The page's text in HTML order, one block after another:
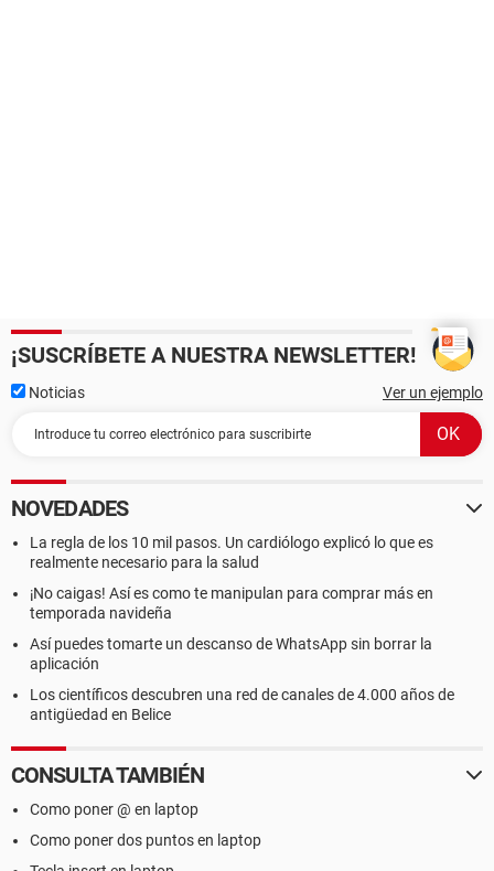
¡SUSCRÍBETE A NUESTRA NEWSLETTER!
Noticias Ver un ejemplo
NOVEDADES
La regla de los 10 mil pasos. Un cardiólogo explicó lo que es
realmente necesario para la salud
¡No caigas! Así es como te manipulan para comprar más en
temporada navideña
Así puedes tomarte un descanso de WhatsApp sin borrar la
aplicación
Los científicos descubren una red de canales de 4.000 años de
antigüedad en Belice
CONSULTA TAMBIÉN
Como poner @ en laptop
Como poner dos puntos en laptop